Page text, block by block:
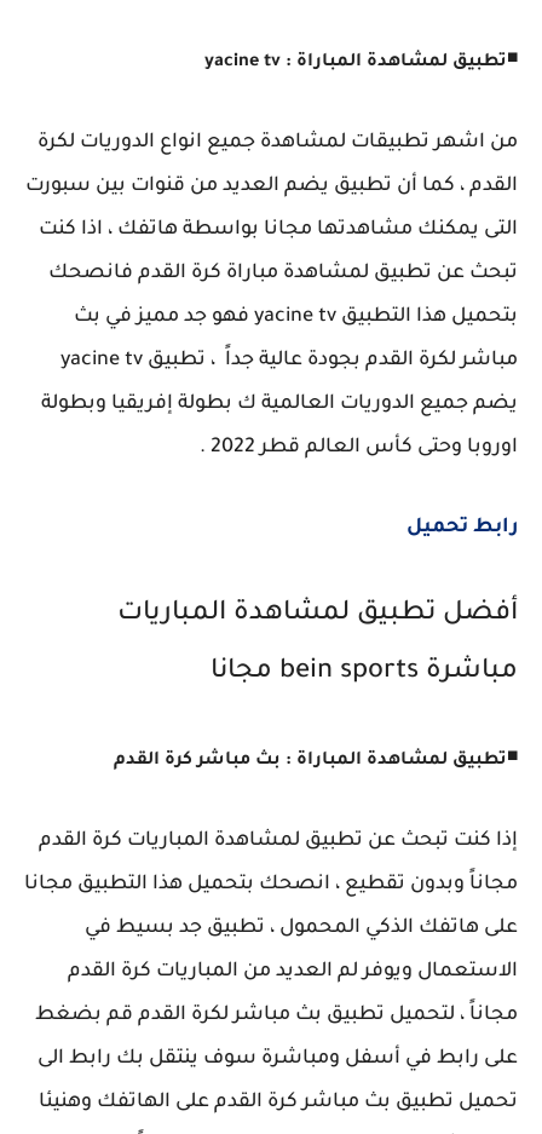
◾تطبيق لمشاهدة المباراة : yacine tv
من اشهر تطبيقات لمشاهدة جميع انواع الدوريات لكرة
القدم ، كما أن تطبيق يضم العديد من قنوات بين سبورت
التى يمكنك مشاهدتها مجانا بواسطة هاتفك ، اذا كنت
تبحث عن تطبيق لمشاهدة مباراة كرة القدم فانصحك
بتحميل هذا التطبيق yacine tv فهو جد مميز في بث
مباشر لكرة القدم بجودة عالية جداً ، تطبيق yacine tv
يضم جميع الدوريات العالمية ك بطولة إفريقيا وبطولة
اوروبا وحتى كأس العالم قطر 2022 .
رابط تحميل
أفضل تطبيق لمشاهدة المباريات
مباشرة bein sports مجانا
◾تطبيق لمشاهدة المباراة : بث مباشر كرة القدم
إذا كنت تبحث عن تطبيق لمشاهدة المباريات كرة القدم
مجاناً وبدون تقطيع ، انصحك بتحميل هذا التطبيق مجانا
على هاتفك الذكي المحمول ، تطبيق جد بسيط في
الاستعمال ويوفر لم العديد من المباريات كرة القدم
مجاناً ، لتحميل تطبيق بث مباشر لكرة القدم قم بضغط
على رابط في أسفل ومباشرة سوف ينتقل بك رابط الى
تحميل تطبيق بث مباشر كرة القدم على الهاتفك وهنيئا